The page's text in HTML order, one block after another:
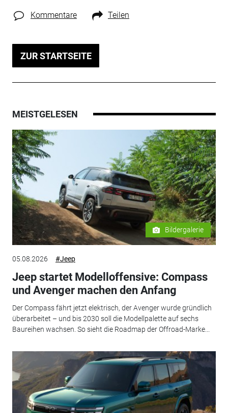
Kommentare Teilen
ZUR STARTSEITE
MEISTGELESEN
Bildergalerie
05.08.2026 #Jeep
Jeep startet Modelloffensive: Compass
und Avenger machen den Anfang
Der Compass fährt jetzt elektrisch, der Avenger wurde gründlich
überarbeitet – und bis 2030 soll die Modellpalette auf sechs
Baureihen wachsen. So sieht die Roadmap der Offroad-Marke...